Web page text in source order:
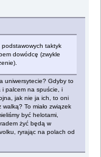
podstawowych taktyk
dowódcę (zwykle
uniwersytecie? Gdyby to
i palcem na spuście, i
jak nie ja ich, to oni
To miało związek
być helotami,
żyć będą w
ryrając na polach od